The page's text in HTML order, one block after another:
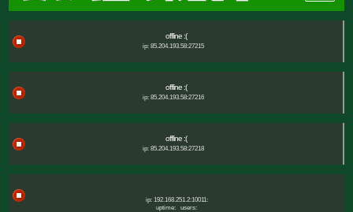
offline :(
ip: 85.204.193.58:27215
offline :(
ip: 85.204.193.58:27216
offline :(
ip: 85.204.193.58:27218
ip: 192.168.251.2:10011:
uptime:
users: